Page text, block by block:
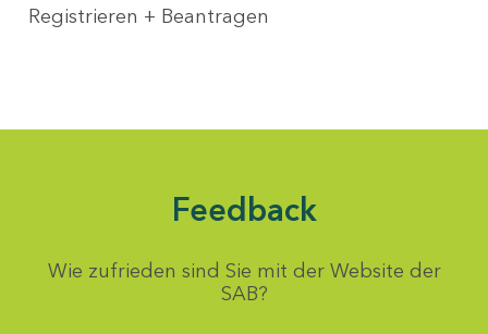
Registrieren + Beantragen
Feedback
Wie zufrieden sind Sie mit der Website der
SAB?